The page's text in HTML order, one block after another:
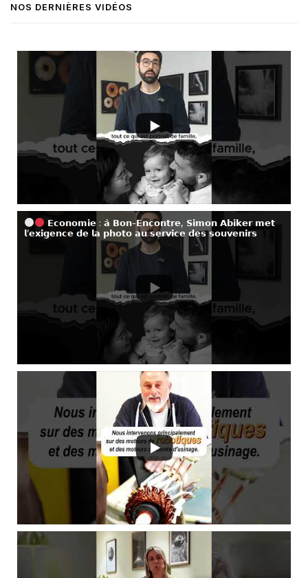
NOS DERNIÈRES VIDÉOS
𝗘𝗰𝗼𝗻𝗼𝗺𝗶𝗲 : 𝗮̀ 𝗕𝗼𝗻-𝗘𝗻𝗰𝗼𝗻𝘁𝗿𝗲, 𝗦𝗶𝗺𝗼𝗻 𝗔𝗯𝗶𝗸𝗲𝗿 𝗺𝗲𝘁
𝗹’𝗲𝘅𝗶𝗴𝗲𝗻𝗰𝗲 𝗱𝗲 𝗹𝗮 𝗽𝗵𝗼𝘁𝗼 𝗮𝘂 𝘀𝗲𝗿𝘃𝗶𝗰𝗲 𝗱𝗲𝘀 𝘀𝗼𝘂𝘃𝗲𝗻𝗶𝗿𝘀